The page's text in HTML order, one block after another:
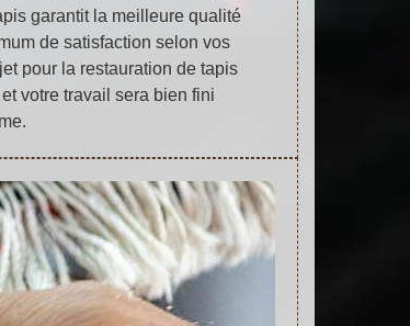
garantit la meilleure qualité
de satisfaction selon vos
pour la restauration de tapis
votre travail sera bien fini